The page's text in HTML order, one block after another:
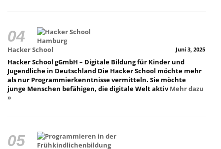
Hacker School Juni 3, 2025
Hacker School gGmbH – Digitale Bildung für Kinder und
Jugendliche in Deutschland Die Hacker School möchte mehr
als nur Programmierkenntnisse vermitteln. Sie möchte
junge Menschen befähigen, die digitale Welt aktivMehr dazu
»